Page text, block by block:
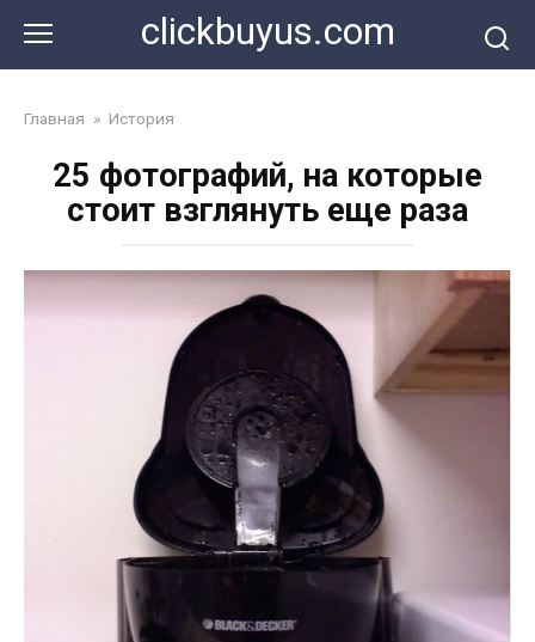
контенту
clickbuyus.com
Главная » История
25 фотографий, на которые
стоит взглянуть еще разa